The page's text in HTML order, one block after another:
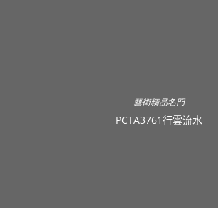
藝術精品名門
PCTA3761行雲流水